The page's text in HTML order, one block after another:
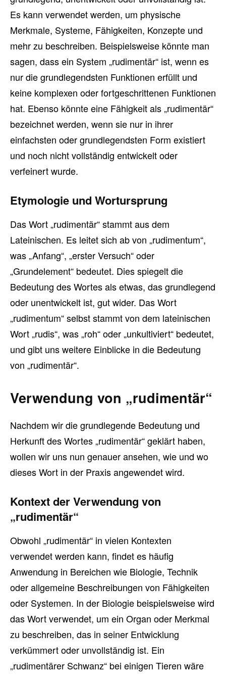
Es kann verwendet werden, um physische
Merkmale, Systeme, Fähigkeiten, Konzepte und
mehr zu beschreiben. Beispielsweise könnte man
sagen, dass ein System „rudimentär“ ist, wenn es
nur die grundlegendsten Funktionen erfüllt und
keine komplexen oder fortgeschrittenen Funktionen
hat. Ebenso könnte eine Fähigkeit als „rudimentär“
bezeichnet werden, wenn sie nur in ihrer
einfachsten oder grundlegendsten Form existiert
und noch nicht vollständig entwickelt oder
verfeinert wurde.
Etymologie und Wortursprung
Das Wort „rudimentär“ stammt aus dem
Lateinischen. Es leitet sich ab von „rudimentum“,
was „Anfang“, „erster Versuch“ oder
„Grundelement“ bedeutet. Dies spiegelt die
Bedeutung des Wortes als etwas, das grundlegend
oder unentwickelt ist, gut wider. Das Wort
„rudimentum“ selbst stammt von dem lateinischen
Wort „rudis“, was „roh“ oder „unkultiviert“ bedeutet,
und gibt uns weitere Einblicke in die Bedeutung
von „rudimentär“.
Verwendung von „rudimentär“
Nachdem wir die grundlegende Bedeutung und
Herkunft des Wortes „rudimentär“ geklärt haben,
wollen wir uns nun genauer ansehen, wie und wo
dieses Wort in der Praxis angewendet wird.
Kontext der Verwendung von
„rudimentär“
Obwohl „rudimentär“ in vielen Kontexten
verwendet werden kann, findet es häufig
Anwendung in Bereichen wie Biologie, Technik
oder allgemeine Beschreibungen von Fähigkeiten
oder Systemen. In der Biologie beispielsweise wird
das Wort verwendet, um ein Organ oder Merkmal
zu beschreiben, das in seiner Entwicklung
verkümmert oder unvollständig ist. Ein
„rudimentärer Schwanz“ bei einigen Tieren wäre